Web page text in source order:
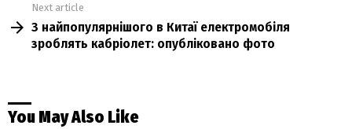
Next article
З найпопулярнішого в Китаї електромобіля
зроблять кабріолет: опубліковано фото
You May Also Like